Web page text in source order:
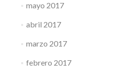
mayo 2017
abril 2017
marzo 2017
febrero 2017